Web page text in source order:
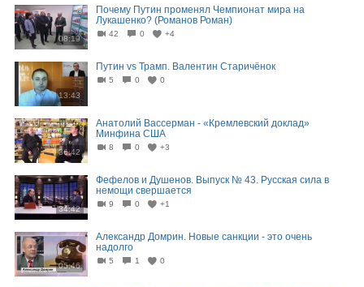
08:19
Почему Путин променял Чемпионат мира на
Лукашенко? (Романов Роман)
42 0 +4
13:43
Путин vs Трамп. Валентин Старичёнок
5 0 0
36:42
Анатолий Вассерман - «Кремлевский доклад»
Минфина США
8 0 +3
34:42
Фефелов и Душенов. Выпуск № 43. Русская сила в
немощи свершается
9 0 +1
05:46
Александр Домрин. Новые санкции - это очень
надолго
5 1 0